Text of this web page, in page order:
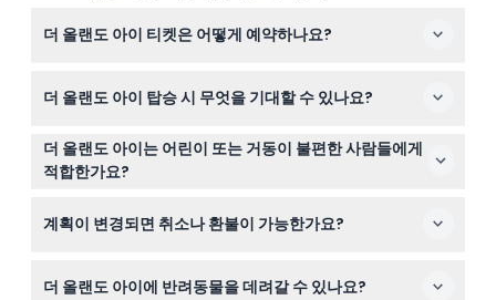
더 올랜도 아이 티켓은 어떻게 예약하나요?
습니다. 원하는 날짜와 티켓 유형을 선택한 후 예약 절차를
더 올랜도 아이 탑승 시 무엇을 기대할 수 있나요?
각 탑승은 약 20분간 진행되며, 완전히 밀폐되고 에어컨이
설치된 캡슐에서 올랜도 시내와 인근 테마파크를 포함한
360도 파노라마 전망을 즐길 수 있습니다. 부드럽고 편안
더 올랜도 아이는 어린이 또는 거동이 불편한 사람들에게
적합한가요?
반해야 합니다. 14세 미만 어린이는 14세 이상 보호자와 함
계획이 변경되면 취소나 환불이 가능한가요?
능합니다. 예약할 때 선택한 날짜와 시간에 참석 가능한지
더 올랜도 아이에 반려동물을 데려갈 수 있나요?